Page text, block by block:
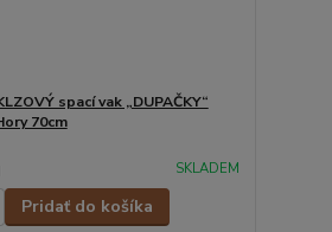
spací vak „DUPAČKY“
70cm
SKLADEM
Pridať do košíka